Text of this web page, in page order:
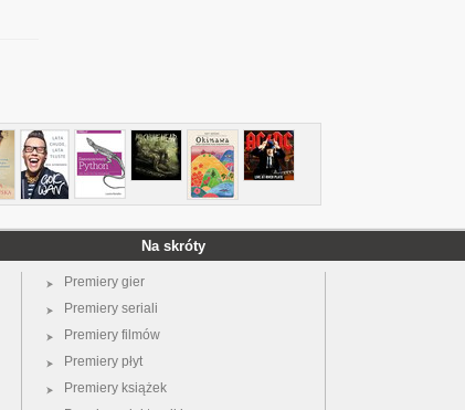
Na skróty
Premiery gier
Premiery seriali
Premiery filmów
Premiery płyt
Premiery książek